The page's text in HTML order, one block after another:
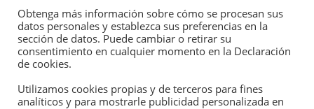
Política de cookies
¿Deseas recibir el Informe de mercados? Si aún no tienes tu usuario,
solicítalo a tu agente. Para acceder a nuestro informe Premium utiliza el
Obtenga más información sobre cómo se procesan sus
datos personales y establezca sus preferencias en la
sección de datos. Puede cambiar o retirar su
consentimiento en cualquier momento en la Declaración
de cookies.
Utilizamos cookies propias y de terceros para fines
analíticos y para mostrarle publicidad personalizada en